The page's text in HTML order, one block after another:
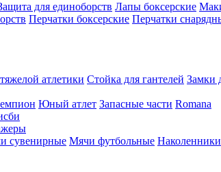
для единоборств Лапы боксерские
Перчатки боксерские Перчатки
атлетики Стойка для гантелей Замки
Юный атлет Запасные части Romana
сувенирные Мячи футбольные Наколенники